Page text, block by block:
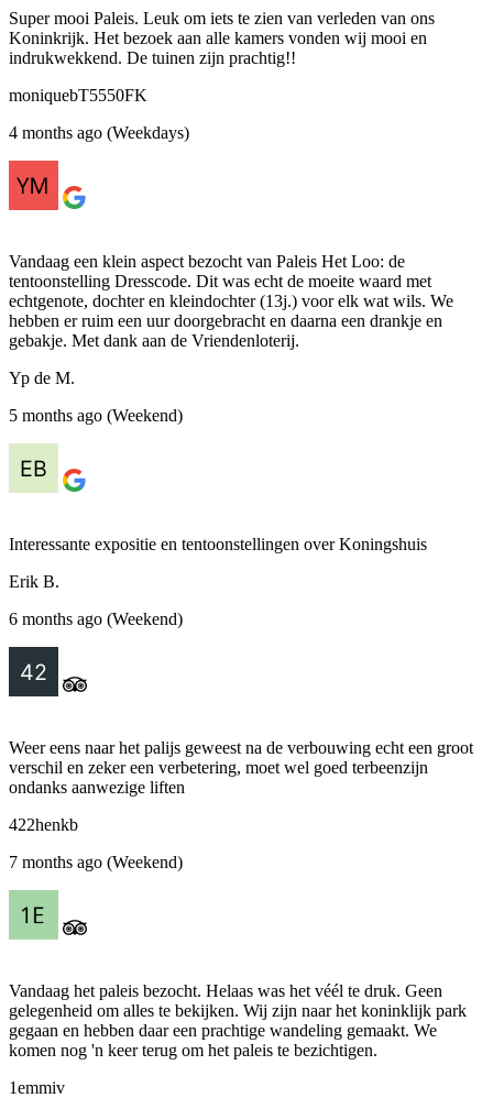
Super mooi Paleis. Leuk om iets te zien van verleden van ons
Koninkrijk. Het bezoek aan alle kamers vonden wij mooi en
indrukwekkend. De tuinen zijn prachtig!!
moniquebT5550FK
4 months ago (Weekdays)
Vandaag een klein aspect bezocht van Paleis Het Loo: de
tentoonstelling Dresscode. Dit was echt de moeite waard met
echtgenote, dochter en kleindochter (13j.) voor elk wat wils. We
hebben er ruim een uur doorgebracht en daarna een drankje en
gebakje. Met dank aan de Vriendenloterij.
Yp de M.
5 months ago (Weekend)
Interessante expositie en tentoonstellingen over Koningshuis
Erik B.
6 months ago (Weekend)
Weer eens naar het palijs geweest na de verbouwing echt een groot
verschil en zeker een verbetering, moet wel goed terbeenzijn
ondanks aanwezige liften
422henkb
7 months ago (Weekend)
Vandaag het paleis bezocht. Helaas was het véél te druk. Geen
gelegenheid om alles te bekijken. Wij zijn naar het koninklijk park
gegaan en hebben daar een prachtige wandeling gemaakt. We
komen nog 'n keer terug om het paleis te bezichtigen.
1emmiv